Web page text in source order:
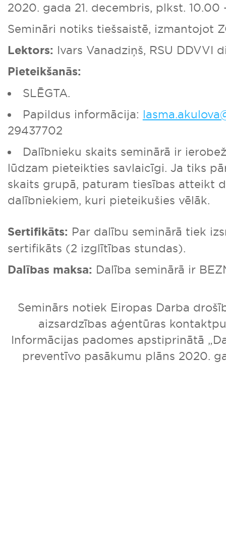
2020. gada 21. decembris, plkst. 10.00 -
Semināri notiks tiešsaistē, izmantojot
Lektors: Ivars Vanadziņš, RSU DDVVI
Pieteikšanās:
SLĒGTA.
Papildus informācija:
29437702
Dalībnieku skaits seminārā ir
lūdzam pieteikties savlaicīgi. Ja tiks
skaits grupā, paturam tiesības atteikt
dalībniekiem, kuri pieteikušies vēlāk.
Sertifikāts: Par dalību seminārā tiek
sertifikāts (2 izglītības stundas).
Dalības maksa: Dalība seminārā ir
Seminārs notiek Eiropas Darba
aizsardzības aģentūras
Informācijas padomes apstiprinātā
preventīvo pasākumu plāns 2020.